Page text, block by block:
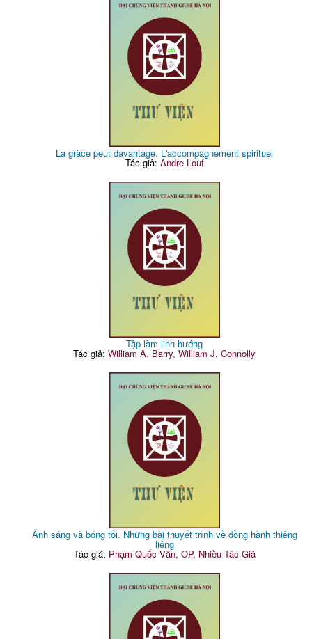
La grâce peut davantage. L'accompagnement spirituel
Tác giả: Andre Louf
Tập làm linh hướng
Tác giả:William A. Barry, William J. Connolly
Ánh sáng và bóng tối. Những bài thuyết trình về đồng hành thiêng
liêng
Tác giả: Phạm Quốc Văn, OP, Nhiều Tác Giả